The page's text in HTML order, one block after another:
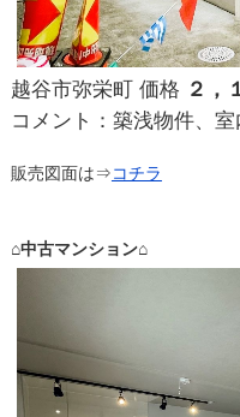
越谷市弥栄町 価格 ２，
コメント：築浅物件、室
販売図面は⇒コチラ
⌂中古マンション⌂